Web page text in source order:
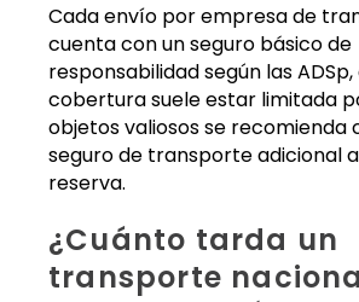
Cada envío por empresa de
cuenta con un seguro básico de
responsabilidad según las
cobertura suele estar limitada
objetos valiosos se
seguro de transporte adicional
reserva.
¿Cuánto tarda un
transporte